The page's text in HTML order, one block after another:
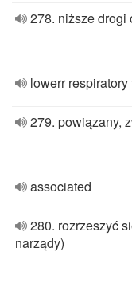
278. niższe drogi
lowerr respiratory
279. powiązany,
associated
280. rozrzeszyć
narządy)